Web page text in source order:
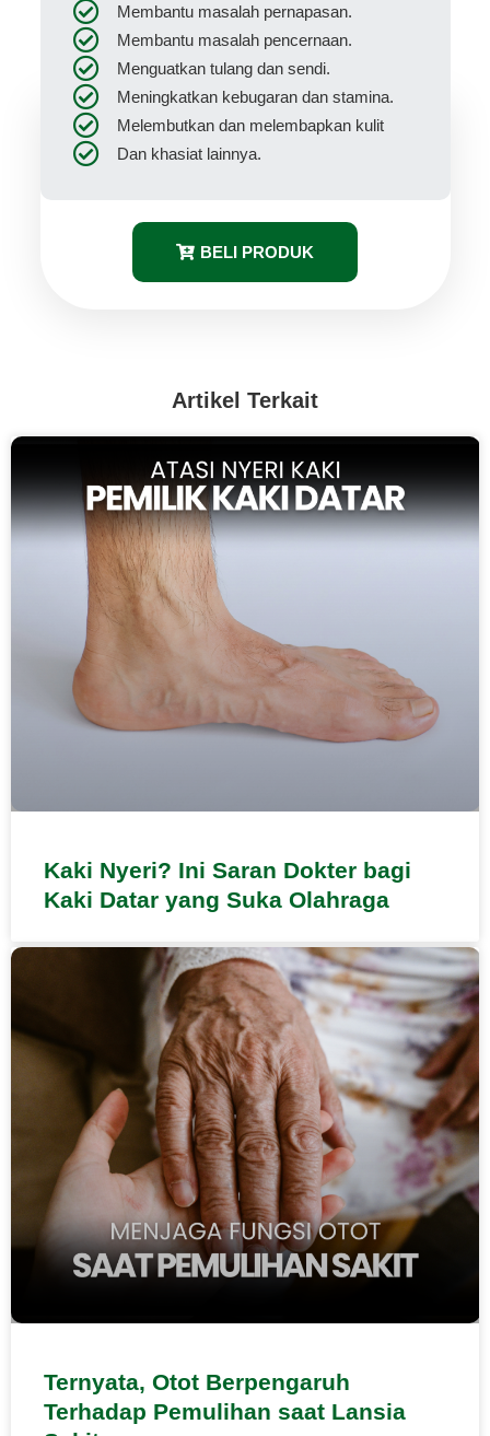
Membantu masalah pernapasan.
Membantu masalah pencernaan.
Menguatkan tulang dan sendi.
Meningkatkan kebugaran dan stamina.
Melembutkan dan melembapkan kulit
Dan khasiat lainnya.
BELI PRODUK
Artikel Terkait
Kaki Nyeri? Ini Saran Dokter bagi
Kaki Datar yang Suka Olahraga
Ternyata, Otot Berpengaruh
Terhadap Pemulihan saat Lansia